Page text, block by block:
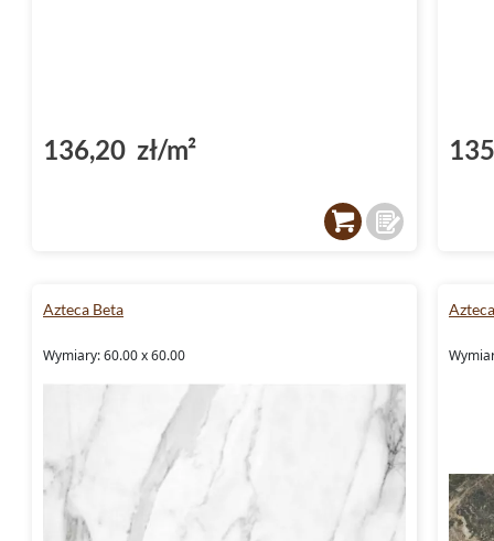
136,20 zł/m²
Azteca Beta
Wymiary: 60.00 x 60.00